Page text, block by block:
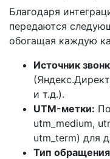
Благодаря
передаются
обогащая каждую
Источник
и т.д.).
UTM-метки:
utm_medium,
utm_term) для
Тип